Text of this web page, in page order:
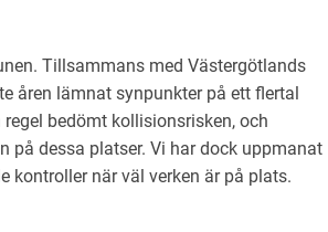
Tillsammans med Västergötlands
åren lämnat synpunkter på ett flertal
bedömt kollisionsrisken, och
på dessa platser. Vi har dock uppmanat
när väl verken är på plats.